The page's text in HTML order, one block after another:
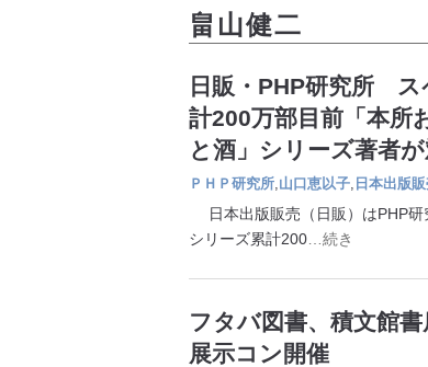
畠山健二
日販・PHP研究所
計200万部目前「本所
と酒」シリーズ著者
ＰＨＰ研究所,山口恵以子, 日本出版
日本出版販売（日販）はPHP研
シリーズ累計200 …続き
フタバ図書、積文館
展示コン開催